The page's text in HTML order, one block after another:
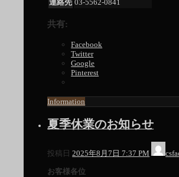
連絡先 03-5562-0841
共有:
Facebook
Twitter
Google
Pinterest
Information
夏季休業のお知らせ
投稿日 2025年8月7日 7:37 PM
お客様各位